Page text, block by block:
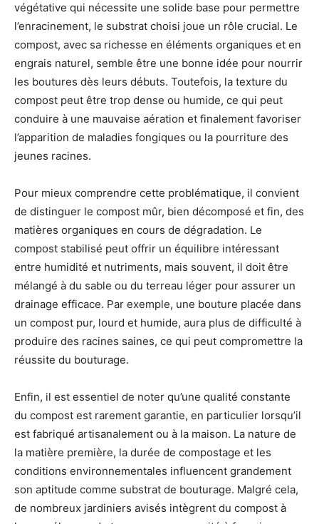
végétative qui nécessite une solide base pour permettre
l’enracinement, le substrat choisi joue un rôle crucial. Le
compost, avec sa richesse en éléments organiques et en
engrais naturel, semble être une bonne idée pour nourrir
les boutures dès leurs débuts. Toutefois, la texture du
compost peut être trop dense ou humide, ce qui peut
conduire à une mauvaise aération et finalement favoriser
l’apparition de maladies fongiques ou la pourriture des
jeunes racines.
Pour mieux comprendre cette problématique, il convient
de distinguer le compost mûr, bien décomposé et fin, des
matières organiques en cours de dégradation. Le
compost stabilisé peut offrir un équilibre intéressant
entre humidité et nutriments, mais souvent, il doit être
mélangé à du sable ou du terreau léger pour assurer un
drainage efficace. Par exemple, une bouture placée dans
un compost pur, lourd et humide, aura plus de difficulté à
produire des racines saines, ce qui peut compromettre la
réussite du bouturage.
Enfin, il est essentiel de noter qu’une qualité constante
du compost est rarement garantie, en particulier lorsqu’il
est fabriqué artisanalement ou à la maison. La nature de
la matière première, la durée de compostage et les
conditions environnementales influencent grandement
son aptitude comme substrat de bouturage. Malgré cela,
de nombreux jardiniers avisés intègrent du compost à